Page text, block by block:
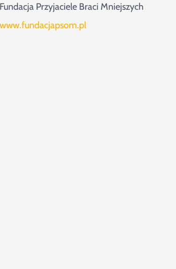
Fundacja Przyjaciele Braci Mniejszych
www.fundacjapsom.pl